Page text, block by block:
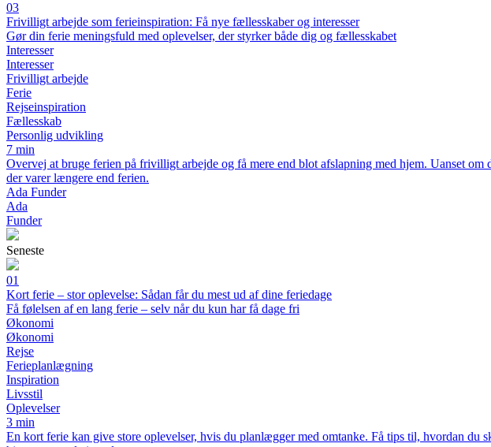
03
Frivilligt arbejde som ferieinspiration: Få nye fællesskaber og interesser
Gør din ferie meningsfuld med oplevelser, der styrker både dig og fællesskabet
Interesser
Interesser
Frivilligt arbejde
Ferie
Rejseinspiration
Fællesskab
Personlig udvikling
7 min
Overvej at bruge ferien på frivilligt arbejde og få mere end blot afslapning med hjem. Uanset
der varer længere end ferien.
Ada Funder
Ada
Funder
Seneste
01
Kort ferie – stor oplevelse: Sådan får du mest ud af dine feriedage
Få følelsen af en lang ferie – selv når du kun har få dage fri
Økonomi
Økonomi
Rejse
Ferieplanlægning
Inspiration
Livsstil
Oplevelser
3 min
En kort ferie kan give store oplevelser, hvis du planlægger med omtanke. Få tips til, hvordan du